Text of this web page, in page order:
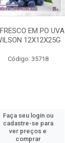
EM PO UVA
12X12X25G
Código: 35718
Faça seu login ou
cadastre-se para
ver preços e
comprar